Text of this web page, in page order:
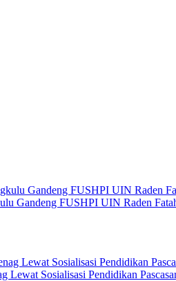
Gandeng FUSHPI UIN Raden
Sosialisasi Pendidikan